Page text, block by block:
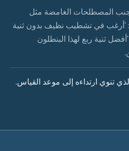
المصطلحات الغامضة مثل
'أرغب في تشطيب نظيف بدون ثنية
بوصة' أو 'أفضل ثنية ربع لهذا البنطلون
تنوي ارتداءه إلى موعد القياس.